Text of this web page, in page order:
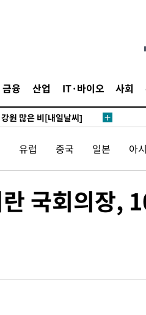
금융 산업 IT·바이오 사회
1850명 사망
낮은 계급 임용…희망지 못
원 많은 비[내일날씨]
…"AI 메모리 수요 선제 대
…한국 축구 '5승 2무'
798.81마감
원 마감
이후 첫 40도
해 前교정본부장 기소
·서범수 징계 절차 개시
유럽 중국 일본 아
국회의장,